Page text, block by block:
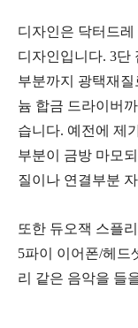
디자인은 닥터드
디자인입니다. 3단
부분까지 광택재질
늄 합금 드라이버
습니다. 예전에 제
부분이 금방 마모
질이나 연결부분
또한 듀오잭 스플
5파이 이어폰/헤드
리 같은 음악을 들